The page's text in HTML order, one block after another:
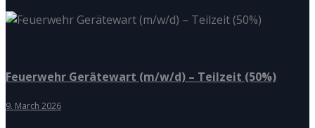
Feuerwehr Gerätewart (m/w/d) – Teilzeit (50%)
9. March 2026